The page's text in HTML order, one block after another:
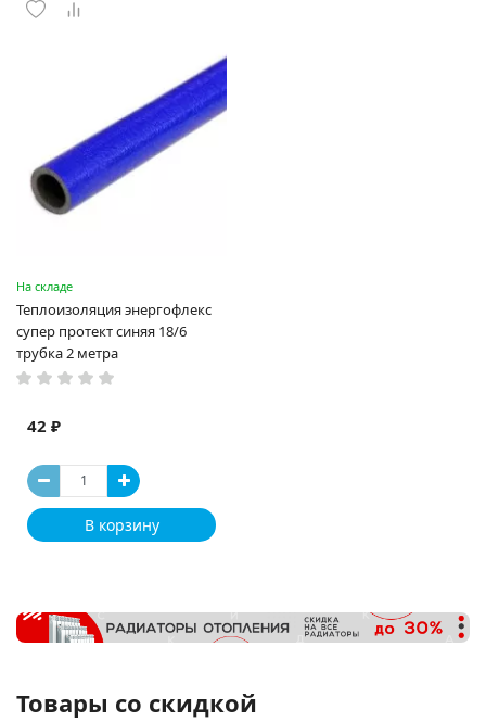
На складе
Теплоизоляция энергофлекс
супер протект синяя 18/6
трубка 2 метра
42 ₽
В корзину
Товары со скидкой